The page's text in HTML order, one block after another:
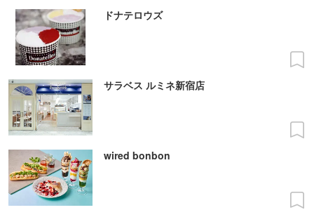
ドナテロウズ
サラベス ルミネ新宿店
wired bonbon